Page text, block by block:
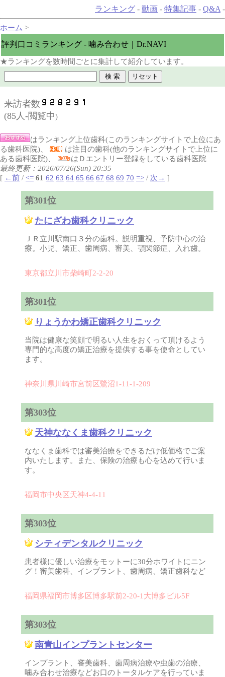
ランキング - 動画 - 特集記事 - Q&A -
ホーム >
評判口コミランキング - 噛み合わせ｜Dr.NAVI
★ランキングを数時間ごとに集計して紹介しています。
来訪者数
(85人-閲覧中)
はランキング上位歯科(このランキングサイトで上位にあ
る歯科医院)、
は注目の歯科(他のランキングサイトで上位に
ある歯科医院)、
はＤエントリー登録をしている歯科医院
最終更新：2026/07/26(Sun) 20:35
[ ←前 / <= 61 62 63 64 65 66 67 68 69 70 => / 次→ ]
第301位
たにざわ歯科クリニック
ＪＲ立川駅南口３分の歯科。説明重視、予防中心の治
療。小児、矯正、歯周病、審美、顎関節症、入れ歯。
東京都立川市柴崎町2-2-20
第301位
りょうかわ矯正歯科クリニック
当院は健康な笑顔で明るい人生をおくって頂けるよう
専門的な高度の矯正治療を提供する事を使命としてい
ます。
神奈川県川崎市宮前区鷺沼1-11-1-209
第303位
天神ななくま歯科クリニック
ななくま歯科では審美治療をできるだけ低価格でご案
内いたします。また、保険の治療も心を込めて行いま
す。
福岡市中央区天神4-4-11
第303位
シティデンタルクリニック
患者様に優しい治療をモットーに30分ホワイトにニン
グ！審美歯科、インプラント、歯周病、矯正歯科など
福岡県福岡市博多区博多駅前2-20-1大博多ビル5F
第303位
南青山インプラントセンター
インプラント、審美歯科、歯周病治療や虫歯の治療、
噛み合わせ治療などお口のトータルケアを行っていま